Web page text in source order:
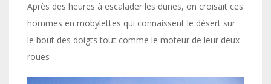
Après des heures à escalader les dunes, on croisait ces
hommes en mobylettes qui connaissent le désert sur
le bout des doigts tout comme le moteur de leur deux
roues